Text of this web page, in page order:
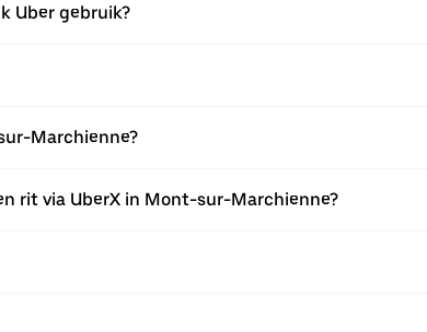
Uber gebruik?
Marchienne?
rit via UberX in Mont-sur-Marchienne?